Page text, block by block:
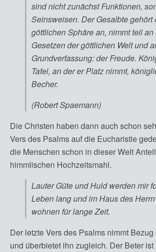
sind nicht zunächst Funktionen,
Seinsweisen. Der Gesalbte gehört
göttlichen Sphäre an, nimmt teil an
Gesetzen der göttlichen Welt und
Grundverfassung: der Freude.
Tafel, an der er Platz nimmt,
Becher.
(Robert Spaemann)
Die Christen haben dann auch schon
Vers des Psalms auf die Eucharistie
die Menschen schon in dieser Welt
himmlischen Hochzeitsmahl.
Lauter Güte und Huld werden mir
Leben lang und im Haus des
wohnen für lange Zeit.
Der letzte Vers des Psalms nimmt
und überbietet ihn zugleich. Der Beter